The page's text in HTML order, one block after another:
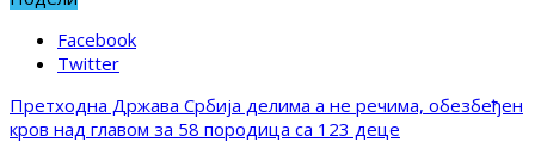
Facebook
Twitter
Претходна Држава Србија делима а не речима, обезбеђен
кров над главом за 58 породица са 123 деце